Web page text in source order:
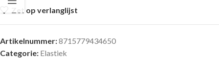
Zet op verlanglijst
Artikelnummer:8715779434650
Categorie: Elastiek